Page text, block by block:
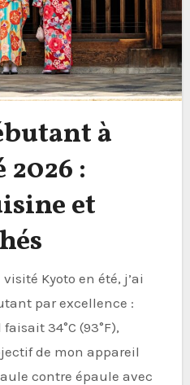
à
2026 :
et
par excellence :
34°C (93°F),
de mon appareil
contre épaule avec